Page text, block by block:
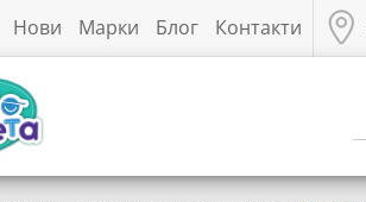
Нови Марки Блог Контакти